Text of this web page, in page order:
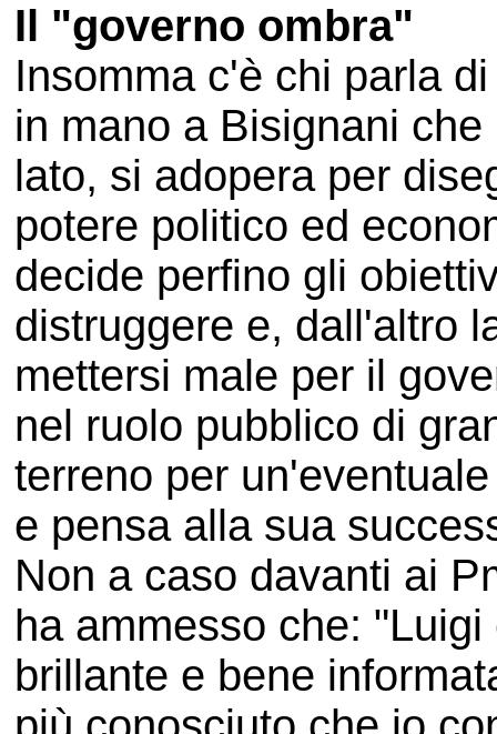
Il "governo ombra"
Insomma c'è chi parla
in mano a Bisignani
lato, si adopera per
potere politico ed
decide perfino gli
distruggere e, dall'altro
mettersi male per il
nel ruolo pubblico di
terreno per
e pensa alla sua
Non a caso davanti ai
ha ammesso che:
brillante e bene